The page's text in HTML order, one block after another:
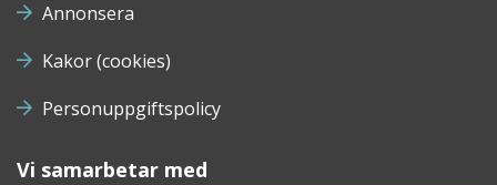
Annonsera
Kakor (cookies)
Personuppgiftspolicy
Vi samarbetar med